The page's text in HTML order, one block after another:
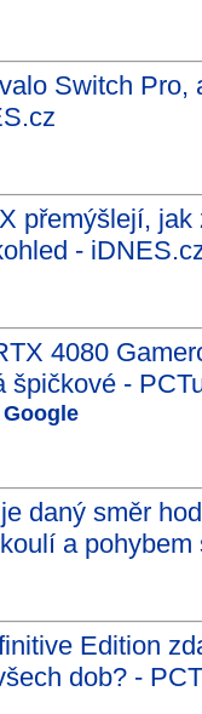
Switch
přemýšlejí,
-
4080
špičkové -
daný směr
a
Edition
dob? -